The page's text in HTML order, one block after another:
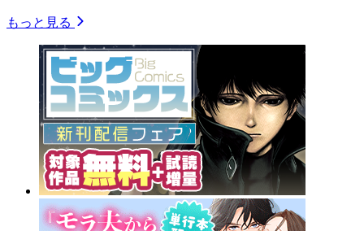
もっと見る